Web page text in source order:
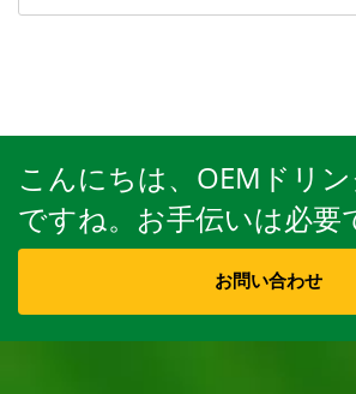
こんにちは、OEMドリ
ですね。お手伝いは必要
お問い合わせ